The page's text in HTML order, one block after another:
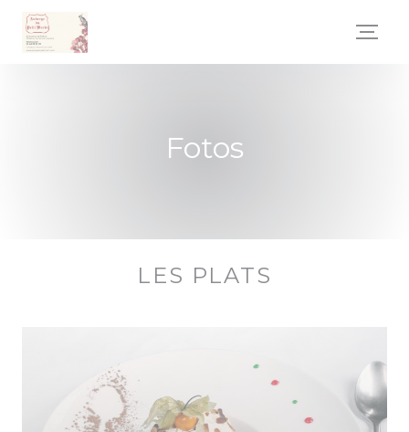
CCookie-styringspanel
Fotos
LES PLATS